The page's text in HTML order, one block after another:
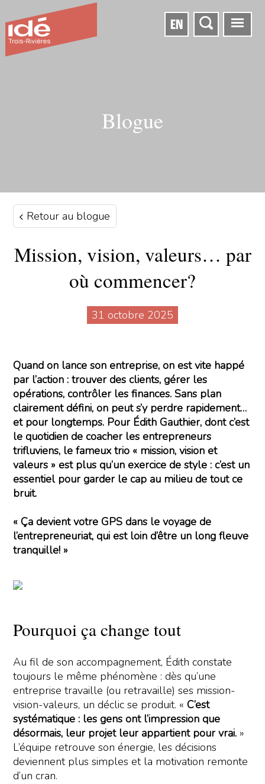
EN
Blogue
Retour au blogue
Mission, vision, valeurs… par
où commencer?
31 octobre 2025
Quand on lance son entreprise, on est vite happé
par l’action : trouver des clients, gérer les
opérations, contrôler les finances. Sans plan
clairement défini, on peut s’y perdre rapidement…
et pour longtemps. Pour Édith Gauthier, dont c’est
le quotidien de coacher les entrepreneurs
trifluviens, le fameux trio « mission, vision et
valeurs » est plus qu’un exercice de style : c’est un
essentiel pour garder le cap au milieu de tout ce
bruit.
« Ça devient votre GPS dans le voyage de
l’entrepreneuriat, qui est loin d’être un long fleuve
tranquille! »
Pourquoi ça change tout
Au fil de son accompagnement, Édith constate
toujours le même phénomène : dès qu’une
entreprise travaille (ou retravaille) ses mission-
vision-valeurs, un déclic se produit. «C’est
systématique : les gens ont l’impression que
désormais, leur projet leur appartient pour vrai. »
L’équipe retrouve son énergie, les décisions
deviennent plus simples et la motivation remonte
d’un cran.